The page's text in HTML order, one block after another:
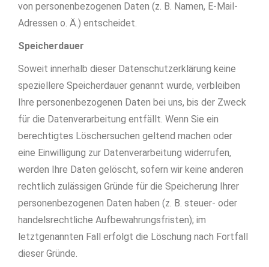
von personenbezogenen Daten (z. B. Namen, E-Mail-
Adressen o. Ä.) entscheidet.
Speicherdauer
Soweit innerhalb dieser Datenschutzerklärung keine
speziellere Speicherdauer genannt wurde, verbleiben
Ihre personenbezogenen Daten bei uns, bis der Zweck
für die Datenverarbeitung entfällt. Wenn Sie ein
berechtigtes Löschersuchen geltend machen oder
eine Einwilligung zur Datenverarbeitung widerrufen,
werden Ihre Daten gelöscht, sofern wir keine anderen
rechtlich zulässigen Gründe für die Speicherung Ihrer
personenbezogenen Daten haben (z. B. steuer- oder
handelsrechtliche Aufbewahrungsfristen); im
letztgenannten Fall erfolgt die Löschung nach Fortfall
dieser Gründe.